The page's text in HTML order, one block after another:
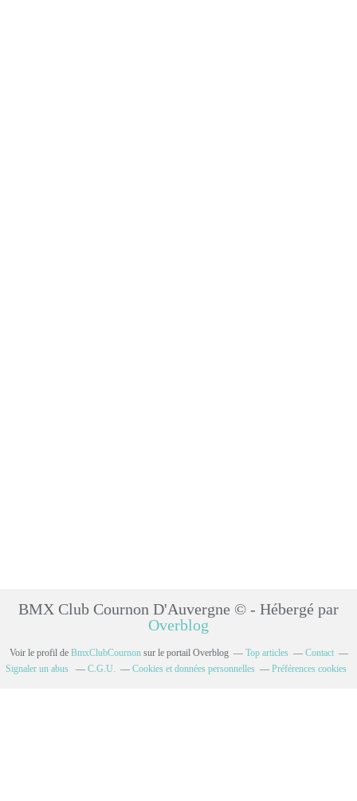
BMX Club Cournon D'Auvergne © - Hébergé par
Overblog
Voir le profil de BmxClubCournon sur le portail Overblog Top articles
Contact
Signaler un abus
C.G.U. Cookies et données personnelles Préférences cookies